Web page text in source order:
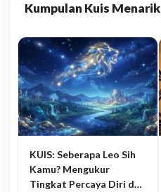
Kumpulan Kuis Menarik
KUIS: Seberapa Leo Sih
Kamu? Mengukur
Tingkat Percaya Diri dan